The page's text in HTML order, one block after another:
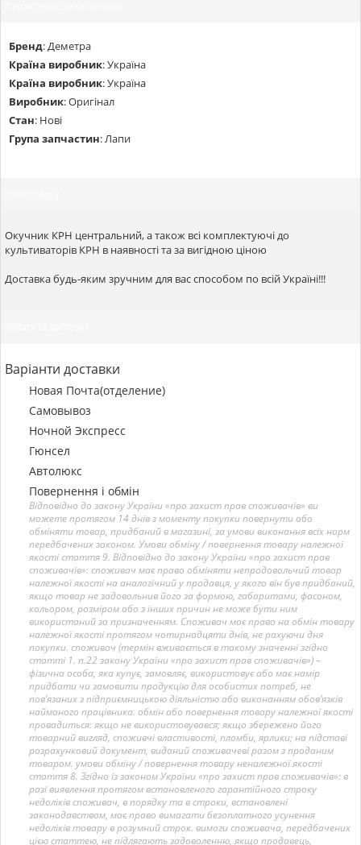
Бренд: Деметра
Країна виробник:Україна
Країна виробник:Україна
Виробник:Оригінал
Стан: Нові
Група запчастин: Лапи
Окучник КРН центральний, а також всі комплектуючі до
культиваторів КРН в наявності та за вигідною ціною
Доставка будь-яким зручним для вас способом по всій Україні!!!
Варіанти доставки
Новая Почта(отделение)
Самовывоз
Ночной Экспресс
Гюнсел
Автолюкс
Повернення і обмін
Відповідно до закону України «про захист прав споживачів» ви
можете протягом 14 днів з моменту покупки повернути або
обміняти товар, придбаний в магазині, за умови виконання всіх норм
передбачених законом. Умови обміну / повернення товару належної
якості стаття 9. Відповідно до закону України «про захист прав
споживачів»: споживач має право обміняти непродовольчий товар
належної якості на аналогічний у продавця, у якого він був придбаний,
якщо товар не задовольнив його за формою, габаритами, фасоном,
кольором, розміром або з інших причин не може бути ним
використаний за призначенням. Споживач має право на обмін товару
належної якості протягом чотирнадцяти днів, не рахуючи дня
покупки. споживач (термін вживається в такому значенні згідно
статті 1. п.22 закону України «про захист прав споживачів») –
фізична особа, яка купує, замовляє, використовує або має намір
придбати чи замовити продукцію для особистих потреб, не
пов’язаних з підприємницькою діяльністю або виконанням обов’язків
найманого працівника. обмін або повернення товару належної якості
провадиться: якщо не використовувався; якщо збережено його
товарний вигляд, споживчі властивості, пломби, ярлики; на підставі
розрахунковий документ, виданий споживачеві разом з проданим
товаром. умови обміну / повернення товару неналежної якості
стаття 8. Згідно із законом України «про захист прав споживачів»: в
разі виявлення протягом встановленого гарантійного строку
недоліків споживач, в порядку та в строки, встановлені
законодавством, має право вимагати безоплатного усунення
недоліків товару в розумний строк. вимоги споживача, передбачених
цією статтею, не підлягають задоволенню, якщо продавець,